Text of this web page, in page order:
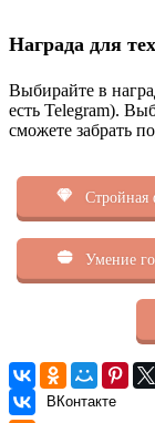
Награда для
Выбирайте в
есть Telegram).
сможете забрать
Стройная
Умение
ВКонтакте